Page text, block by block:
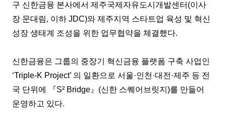
구 신한금융 본사에서 제주국제자유도시개발센터(이사
장 문대림, 이하 JDC)와 제주지역 스타트업 육성 및 혁신
성장 생태계 조성을 위한 업무협약을 체결했다.
신한금융은 그룹의 중장기 혁신금융 플랫폼 구축 사업인
‘Triple-K Project’ 의 일환으로 서울·인천·대전·제주 등 전
국 단위에 『S² Bridge』(신한 스퀘어브릿지)를 만들어
운영하고 있다.